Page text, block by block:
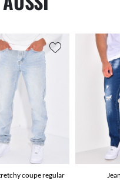
coupe regular